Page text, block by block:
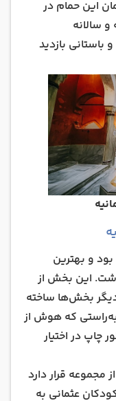
این حمام در
سالانه
بازدید
20 تختخواب بود و بهترین
این بخش از
بخش‌ها ساخته
که هوش از
چاپ در اختیار
مجموعه قرار دارد
عثمانی به